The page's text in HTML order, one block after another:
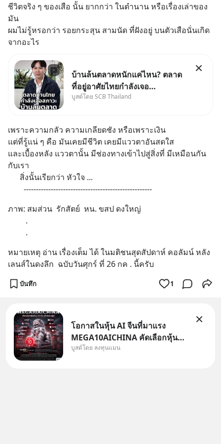
ชีวิตจริง ๆ ของเสือ นั้น ยากกว่า ในตำนาน หรือเรื่องเล่าของ
มัน
ผมไม่รู้หรอกว่า รอยกระสุน สามนัด ที่ฝังอยู่ บนตัวเสือนั่นเกิด
จากอะไร
บ้านล้นตลาดหนักแค่ไหน? ตลาด
ที่อยู่อาศัยไทยกำลังเจอ
Oversupply หนักกว่าที่คิด และ
#บ้านล้นตลาด #เศรษฐกิจไทย
#EICAround #SCBThailand
สามารถดูคลิปท
บูสต์โดย SCB Thailand
เพราะความกลัว ความเกลียดชัง หรือเพราะเงิน
แต่ที่รู้แน่ ๆ คือ มันเคยมีชีวิต เคยมีแววตาอันสดใส
และเบื้องหลัง แววตานั้น มีช่องทางเข้าไปสู่สิ่งที่ มีเหมือนกัน
กับเรา
      สิ่งนั้นเรียกว่า หัวใจ ...
        ----------------------------------------------------
ภาพ: สมส่วน  รักสัตย์  หน. ขสป ดงใหญ่
         .
         .
หมายเหตุ อ่าน เรื่องเต็ม ได้ ในมติชนสุดสัปดาห์ คอลัมน์ หลัง
เลนส์ในดงลึก  ฉบับวันศุกร์ ที่ 26 กค . นี้ครับ
บันทึก 1
โอกาสในหุ้น AI จีนที่มาแรง
MEGA10AICHINA คัดเลือกหุ้น
ใหม่ 9 ตัว เข้ากองทุน.. ครอบคลุม
บูสต์โดย ลงทุนแมน